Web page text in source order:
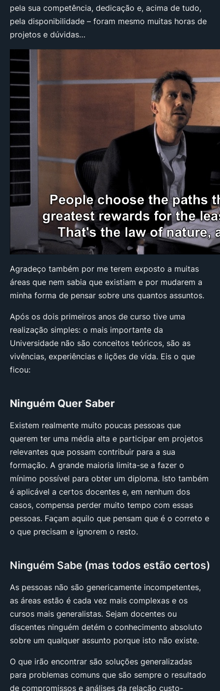
pela sua competência, dedicação e, acima de tudo,
pela disponibilidade – foram mesmo muitas horas de
projetos e dúvidas…
Agradeço também por me terem exposto a muitas
áreas que nem sabia que existiam e por mudarem a
minha forma de pensar sobre uns quantos assuntos.
Após os dois primeiros anos de curso tive uma
realização simples: o mais importante da
Universidade não são conceitos teóricos, são as
vivências, experiências e lições de vida. Eis o que
ficou:
Ninguém Quer Saber
Existem realmente muito poucas pessoas que
querem ter uma média alta e participar em projetos
relevantes que possam contribuir para a sua
formação. A grande maioria limita-se a fazer o
mínimo possível para obter um diploma. Isto também
é aplicável a certos docentes e, em nenhum dos
casos, compensa perder muito tempo com essas
pessoas. Façam aquilo que pensam que é o correto e
o que precisam e ignorem o resto.
Ninguém Sabe (mas todos estão certos)
As pessoas não são genericamente incompetentes,
as áreas estão é cada vez mais complexas e os
cursos mais generalistas. Sejam docentes ou
discentes ninguém detém o conhecimento absoluto
sobre um qualquer assunto porque isto não existe.
O que irão encontrar são soluções generalizadas
para problemas comuns que são sempre o resultado
de compromissos e análises da relação custo-